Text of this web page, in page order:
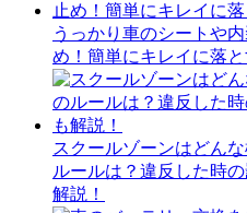
うっかり車のシートや
め！簡単にキレイに落
スクールゾーンはどん
ルールは？違反した時
解説！